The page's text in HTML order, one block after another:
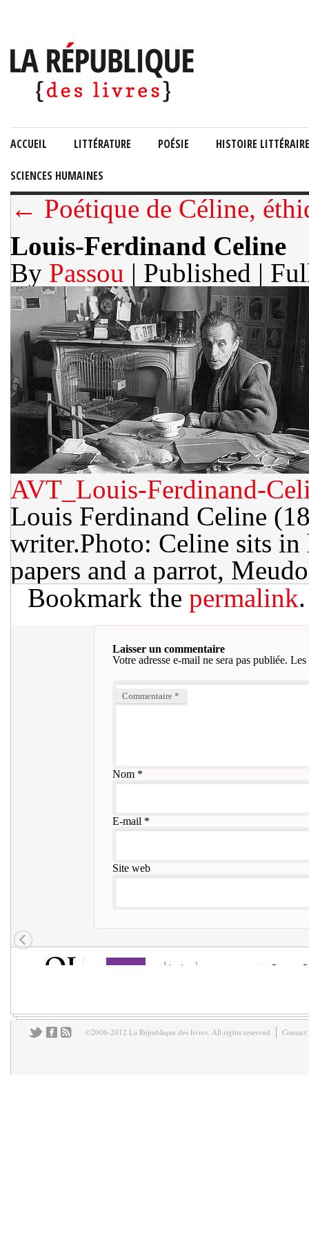
ACCUEIL LITTÉRATURE POÉSIE HISTOIRE LITTÉRAIRE
SCIENCES HUMAINES
← Poétique de Céline,
Louis-Ferdinand Celine
By Passou | Published |
AVT_Louis-Ferdinand-
Louis Ferdinand Celine
writer.Photo: Celine sits
papers and a parrot,
Bookmark the permalink.
Laisser un commentaire
Votre adresse e-mail ne sera pas publiée. Les
Commentaire *
Nom*
E-mail *
Site web
©2006-2012 La République des livres. All rights reserved Contact